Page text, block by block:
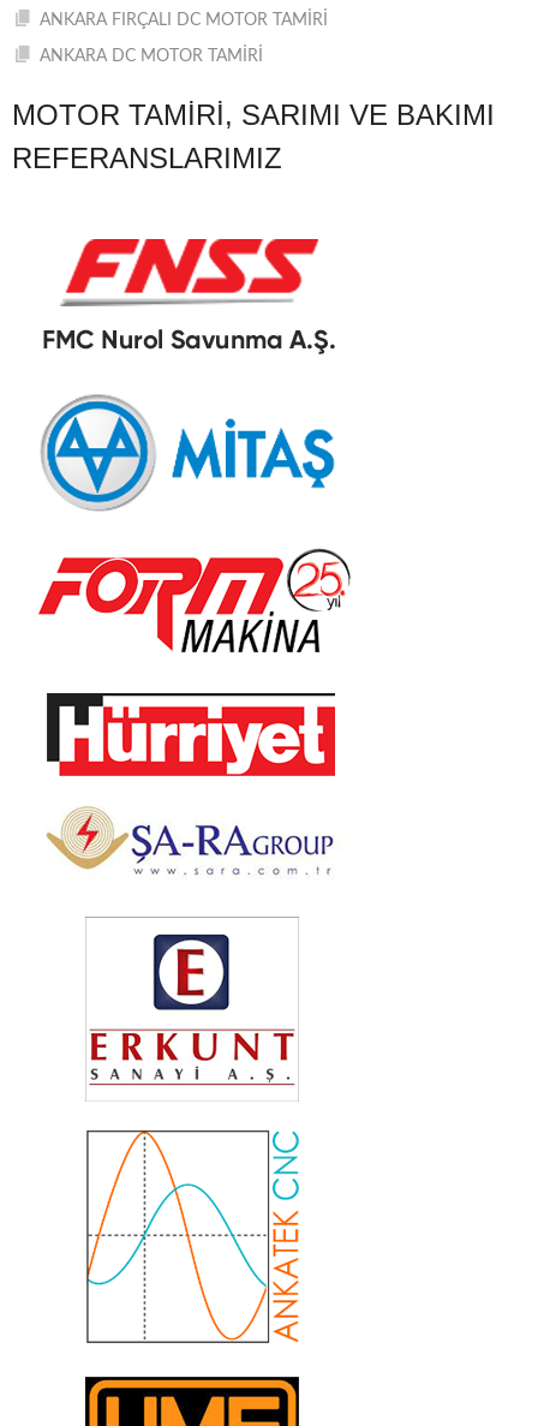
ANKARA FIRÇALI DC MOTOR TAMİRİ
ANKARA DC MOTOR TAMİRİ
MOTOR TAMIRI, SARIMI VE BAKIMI
REFERANSLARIMIZ